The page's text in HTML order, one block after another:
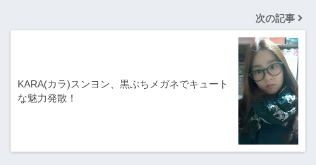
次の記事
KARA(カラ)スンヨン、黒ぶちメガネでキュート
な魅力発散！